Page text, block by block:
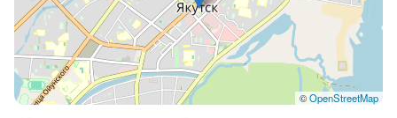
©OpenStreetMap